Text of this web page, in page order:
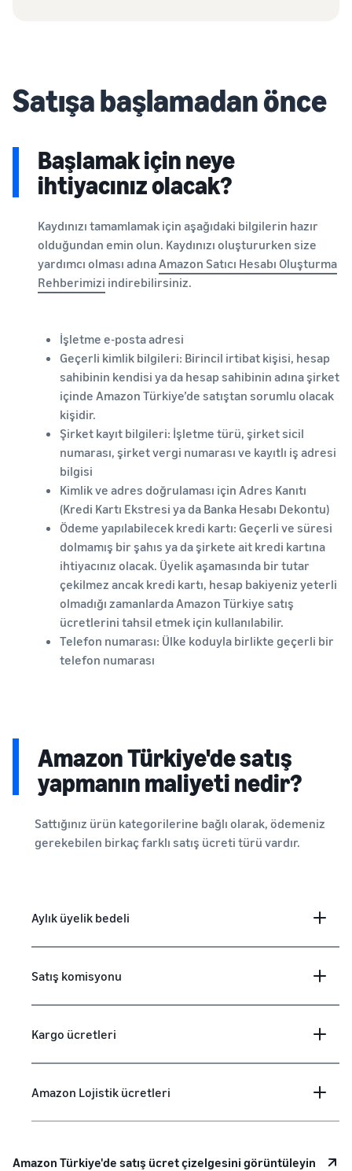
Satışa başlamadan önce
Başlamak için neye
ihtiyacınız olacak?
Kaydınızı tamamlamak için aşağıdaki bilgilerin hazır
olduğundan emin olun. Kaydınızı oluştururken size
yardımcı olması adınaAmazon Satıcı Hesabı Oluşturma
Rehberimizi indirebilirsiniz.
İşletme e-posta adresi
Geçerli kimlik bilgileri: Birincil irtibat kişisi, hesap
sahibinin kendisi ya da hesap sahibinin adına şirket
içinde Amazon Türkiye’de satıştan sorumlu olacak
kişidir.
Şirket kayıt bilgileri: İşletme türü, şirket sicil
numarası, şirket vergi numarası ve kayıtlı iş adresi
bilgisi
Kimlik ve adres doğrulaması için Adres Kanıtı
(Kredi Kartı Ekstresi ya da Banka Hesabı Dekontu)
Ödeme yapılabilecek kredi kartı: Geçerli ve süresi
dolmamış bir şahıs ya da şirkete ait kredi kartına
ihtiyacınız olacak. Üyelik aşamasında bir tutar
çekilmez ancak kredi kartı, hesap bakiyeniz yeterli
olmadığı zamanlarda Amazon Türkiye satış
ücretlerini tahsil etmek için kullanılabilir.
Telefon numarası: Ülke koduyla birlikte geçerli bir
telefon numarası
Amazon Türkiye'de satış
yapmanın maliyeti nedir?
Sattığınız ürün kategorilerine bağlı olarak, ödemeniz
gerekebilen birkaç farklı satış ücreti türü vardır.
Aylık üyelik bedeli
Satış komisyonu
Kargo ücretleri
Amazon Lojistik ücretleri
Amazon Türkiye'de satış ücret çizelgesini görüntüleyin